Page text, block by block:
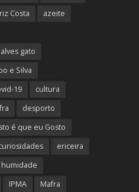
Costa
azeite
gato
e Silva
19
cultura
desporto
é que eu Gosto
ericeira
humidade
IPMA Mafra